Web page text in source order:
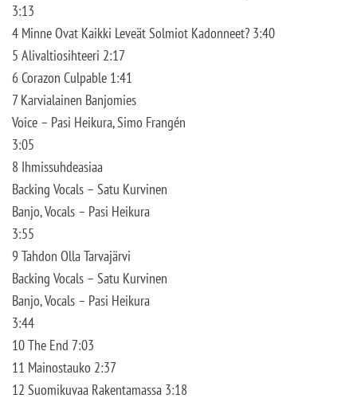
3:13
4 Minne Ovat Kaikki Leveät Solmiot Kadonneet? 3:40
5 Alivaltiosihteeri 2:17
6 Corazon Culpable 1:41
7 Karvialainen Banjomies
Voice – Pasi Heikura, Simo Frangén
3:05
8 Ihmissuhdeasiaa
Backing Vocals – Satu Kurvinen
Banjo, Vocals – Pasi Heikura
3:55
9 Tahdon Olla Tarvajärvi
Backing Vocals – Satu Kurvinen
Banjo, Vocals – Pasi Heikura
3:44
10 The End 7:03
11 Mainostauko 2:37
12 Suomikuvaa Rakentamassa 3:18